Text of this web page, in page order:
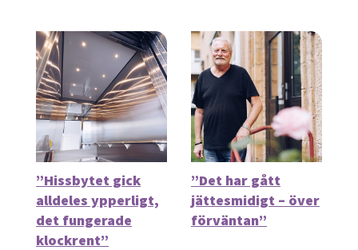
”Hissbytet gick
alldeles ypperligt,
det fungerade
klockrent”
”Det har gått
jättesmidigt – över
förväntan”